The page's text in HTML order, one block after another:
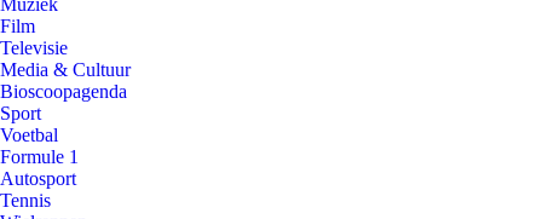
Muziek
Film
Televisie
Media & Cultuur
Bioscoopagenda
Sport
Voetbal
Formule 1
Autosport
Tennis